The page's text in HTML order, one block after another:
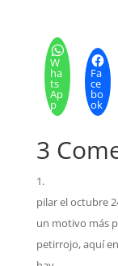
W
ha
ts
Ap
p
Fa
ce
bo
ok
3
pilarel octubre
un motivo más
petirrojo, aquí